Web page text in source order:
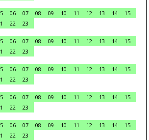
06 07 08 09 10 11 12 13 14
15
22
23
06 07 08 09 10 11 12 13 14
15
22
23
06 07 08 09 10 11 12 13 14
15
22
23
06 07 08 09 10 11 12 13 14
15
22
23
06 07 08 09 10 11 12 13 14
15
22
23